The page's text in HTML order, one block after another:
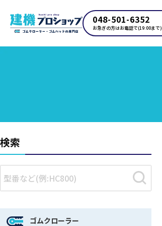
048-501-6352
お急ぎの方はお電話で(19:00まで)
検索
ゴムクローラー